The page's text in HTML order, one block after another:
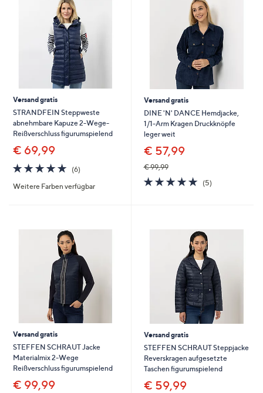
Versand gratis
STRANDFEIN Steppweste
abnehmbare Kapuze 2-Wege-
Reißverschluss figurumspielend
€ 69,99
5.0
von
5
(6)6
Weitere Farben verfügbar
Versand gratis
DINE 'N' DANCE Hemdjacke,
1/1-Arm Kragen Druckknöpfe
leger weit
€ 57,99
€ 99,99
5.0
von
(5)5
Versand gratis
STEFFEN SCHRAUT Jacke
Materialmix 2-Wege
Reißverschluss figurumspielend
€ 99,99
Versand gratis
STEFFEN SCHRAUT Steppjacke
Reverskragen aufgesetzte
Taschen figurumspielend
€ 59,99